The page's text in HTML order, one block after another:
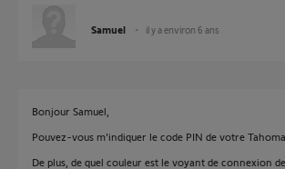
Samuel il y a environ 6 ans
Bonjour Samuel,
Pouvez-vous m'indiquer le code PIN de votre
De plus, de quel couleur est le voyant de connexion